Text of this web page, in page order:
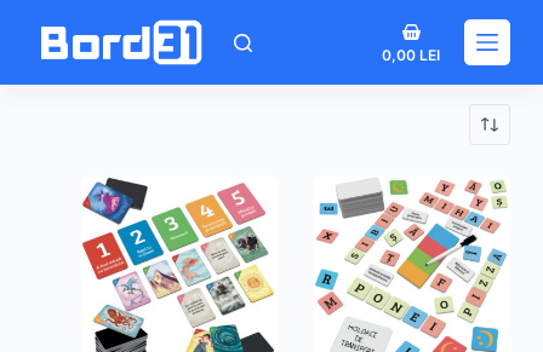
Coș
de
cumpărături
0,00LEI